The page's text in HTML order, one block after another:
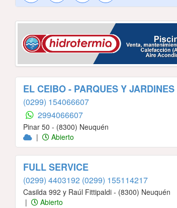
EL CEIBO - PARQUES Y JARDINES
(0299) 154066607
2994066607
Pinar 50 - (8300) Neuquén
|
Abierto
FULL SERVICE
(0299) 4403192 (0299) 155114217
Casilda 992 y Raúl Fittipaldi - (8300) Neuquén
|
Abierto